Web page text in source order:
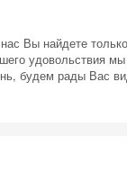
Вы найдете
удовольствия мы
будем рады Вас